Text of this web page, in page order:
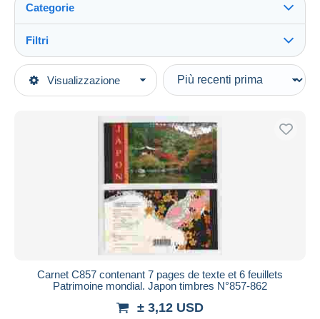
Visualizzazione
Categorie
Categorie principali
1989-2019 Imperatore Akihito (Periodo Heisei)
Altri & non classificati
Filtri
Tipo di vendita
In corso
Prezzo fisso
Asta con offerte
Aste senza offerte
Tutte le durate
Chiude fra
Carnet C857 contenant 7 pages de texte et 6 feuillets
Patrimoine mondial. Japon timbres N°857-862
± 3,12 USD